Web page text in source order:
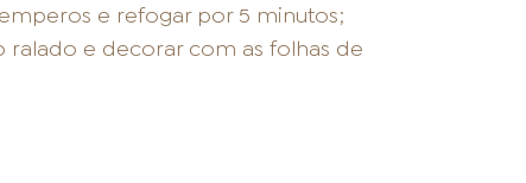
e refogar por 5 minutos;
ralado e decorar com as folhas de